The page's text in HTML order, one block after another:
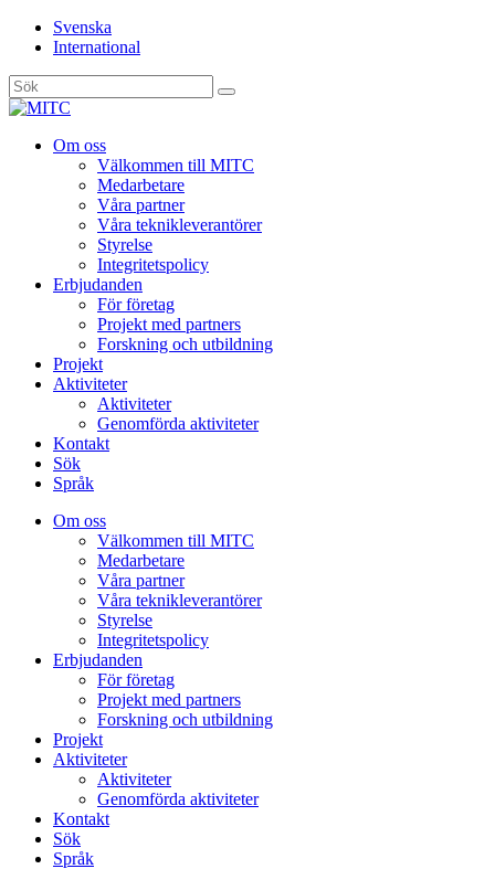
Svenska
International
Sök
efter:
Om oss
Välkommen till MITC
Medarbetare
Våra partner
Våra teknikleverantörer
Styrelse
Integritetspolicy
Erbjudanden
För företag
Projekt med partners
Forskning och utbildning
Projekt
Aktiviteter
Aktiviteter
Genomförda aktiviteter
Kontakt
Sök
Språk
Om oss
Välkommen till MITC
Medarbetare
Våra partner
Våra teknikleverantörer
Styrelse
Integritetspolicy
Erbjudanden
För företag
Projekt med partners
Forskning och utbildning
Projekt
Aktiviteter
Aktiviteter
Genomförda aktiviteter
Kontakt
Sök
Språk